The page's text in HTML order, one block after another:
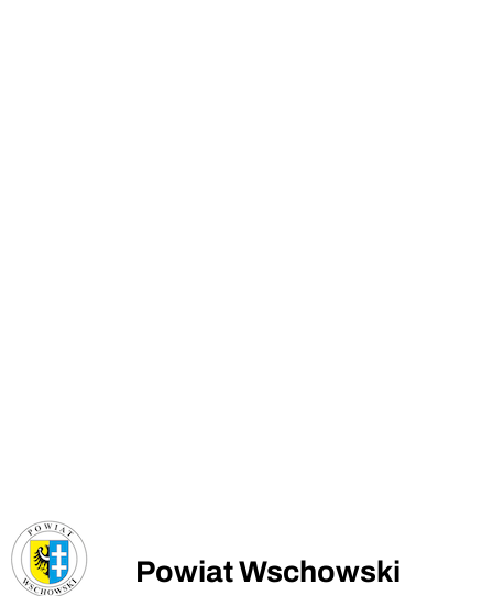
Powiat Wschowski